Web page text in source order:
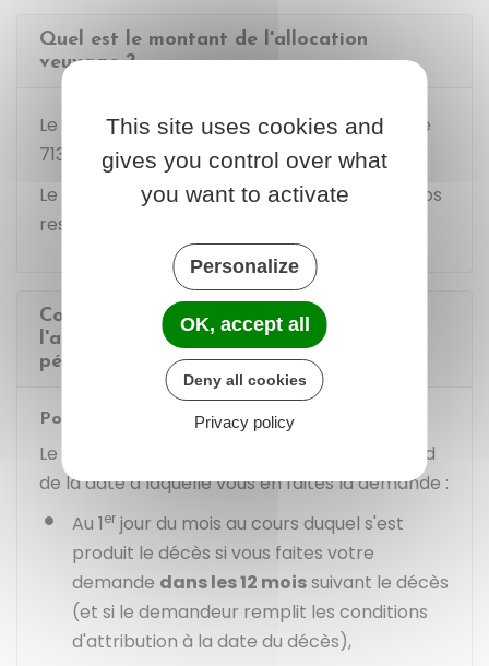
Quel est le montant de l'allocation
veuvage ?
Le montant net de l'allocation veuvage est de
713,17 €par mois.
Le montant peut être réduit en fonction de vos
ressources.
Comment se passe le versement de
l'allocation veuvage (point de départ,
périodicité, durée) ?
Point de départ
Le point de départ de votre allocation dépend
de la date à laquelle vous en faites la demande :
Au 1er jour du mois au cours duquel s'est
produit le décès si vous faites votre
demande dans les 12 moissuivant le décès
(et si le demandeur remplit les conditions
d'attribution à la date du décès),
This site uses cookies and
gives you control over what
you want to activate
Personalize
OK, accept all
Deny all cookies
Privacy policy